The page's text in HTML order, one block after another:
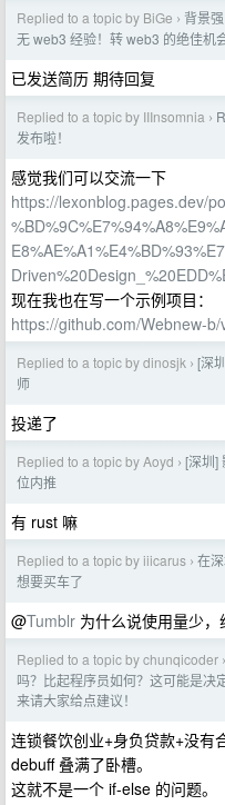
Replied to a topic by BiGe › 背景
无 web3 经验！转 web3 的绝佳机
已发送简历 期待回复
Replied to a topic by IIInsomnia ›
发布啦！
感觉我们可以交流一下
https://lexonblog.pages.dev/
现在我也在写一个示例项目：
https://github.com/Webnew-
Replied to a topic by dinosjk › [深
师
投递了
Replied to a topic by Aoyd › [深圳]
位内推
有 rust 嘛
Replied to a topic by iiicarus › 在
想要买车了
@Tumblr 为什么说使用量少，
Replied to a topic by chunqicoder ›
吗？比起程序员如何？这可能是决
来请大家给点建议！
连锁餐饮创业+身负贷款+没有
debuff 叠满了卧槽。
这就不是一个 if-else 的问题。